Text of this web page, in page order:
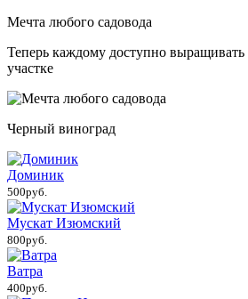
Мечта любого садовода
Теперь каждому доступно выращивать
участке
Черный виноград
Доминик
500руб.
Мускат Изюмский
800руб.
Ватра
400руб.